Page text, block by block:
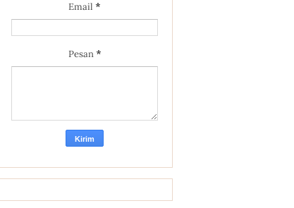
Email *
Pesan *